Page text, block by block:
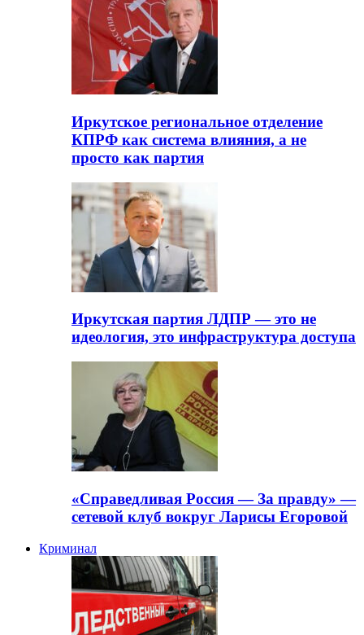
Иркутское региональное отделение
КПРФ как система влияния, а не
просто как партия
Иркутская партия ЛДПР — это не
идеология, это инфраструктура доступа
«Справедливая Россия — За правду» —
сетевой клуб вокруг Ларисы Егоровой
Криминал